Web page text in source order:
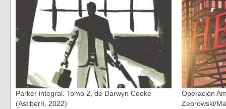
una
ventana
nueva)
una
ventana
nueva)
Parker integral. Tomo 2, de Darwyn Cooke
(Astiberri, 2022)
Operación
Zebrowski/